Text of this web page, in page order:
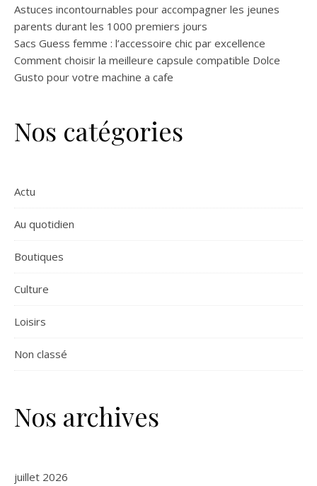
Astuces incontournables pour accompagner les jeunes
parents durant les 1000 premiers jours
Sacs Guess femme : l’accessoire chic par excellence
Comment choisir la meilleure capsule compatible Dolce
Gusto pour votre machine a cafe
Nos catégories
Actu
Au quotidien
Boutiques
Culture
Loisirs
Non classé
Nos archives
juillet 2026